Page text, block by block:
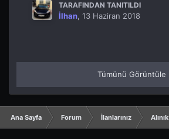
TARAFINDAN TANITILDI
İlhan, 13 Haziran 2018
Tümünü Görüntüle
Ana Sayfa Forum İlanlarınız Alınık